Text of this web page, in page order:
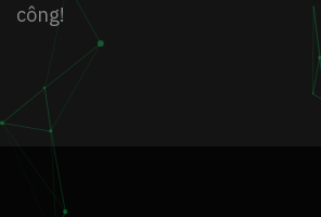
công!